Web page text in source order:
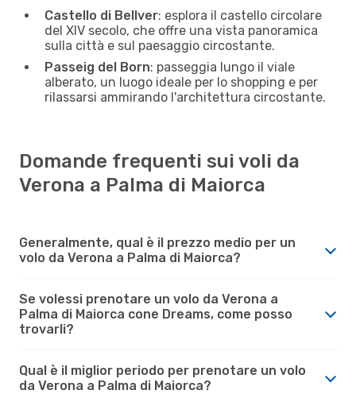
Castello di Bellver: esplora il castello circolare
del XIV secolo, che offre una vista panoramica
sulla città e sul paesaggio circostante.
Passeig del Born: passeggia lungo il viale
alberato, un luogo ideale per lo shopping e per
rilassarsi ammirando l'architettura circostante.
Domande frequenti sui voli da
Verona a Palma di Maiorca
Generalmente, qual è il prezzo medio per un
volo da Verona a Palma di Maiorca?
Se volessi prenotare un volo da Verona a
Palma di Maiorca cone Dreams, come posso
trovarli?
Qual è il miglior periodo per prenotare un volo
da Verona a Palma di Maiorca?